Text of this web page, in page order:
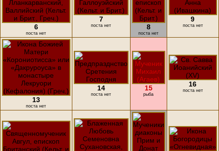
6
поста нет
7
поста нет 8
поста нет
9
поста нет
13
поста нет
14
поста нет
15
рыба
16
поста нет